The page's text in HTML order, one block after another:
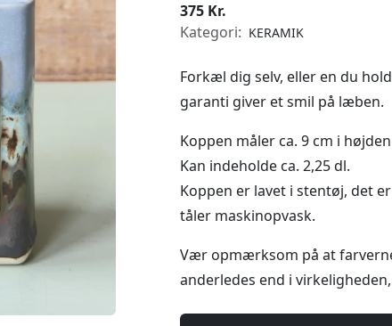
375 Kr.
Kategori: KERAMIK
Forkæl dig selv, eller en du
garanti giver et smil på læben.
Koppen måler ca. 9 cm i
Kan indeholde ca. 2,25 dl.
Koppen er lavet i stentøj, det
tåler maskinopvask.
Vær opmærksom på at
anderledes end i